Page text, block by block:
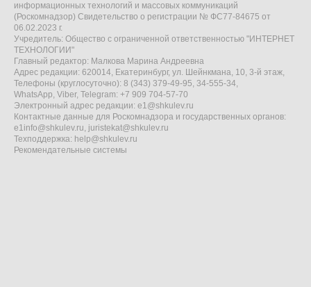
информационных технологий и массовых коммуникаций
(Роскомнадзор) Свидетельство о регистрации № ФС77-84675 от
06.02.2023 г.
Учредитель: Общество с ограниченной ответственностью "ИНТЕРНЕТ
ТЕХНОЛОГИИ"
Главный редактор: Малкова Марина Андреевна
Адрес редакции: 620014, Екатеринбург, ул. Шейнкмана, 10, 3-й этаж,
Телефоны (круглосуточно): 8 (343) 379-49-95, 34-555-34,
WhatsApp, Viber, Telegram: +7 909 704-57-70
Электронный адрес редакции: e1@shkulev.ru
Контактные данные для Роскомнадзора и государственных органов:
e1info@shkulev.ru, juristekat@shkulev.ru
Техподдержка: help@shkulev.ru
Рекомендательные системы